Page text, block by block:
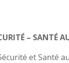
– SANTÉ
et Santé